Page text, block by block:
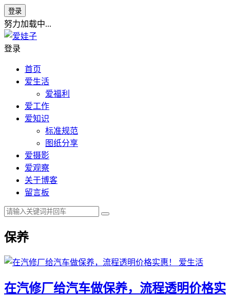
登录
努力加载中...
登录
首页
爱生活
爱福利
爱工作
爱知识
标准规范
图纸分享
爱摄影
爱观察
关于博客
留言板
保养
爱生活
在汽修厂给汽车做保养，流程透明价格实